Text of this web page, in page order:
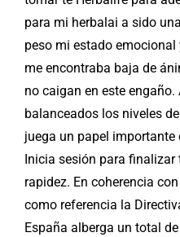
para mi herbalai a sido
peso mi estado
me encontraba baja de
no caigan en este
balanceados los niveles
juega un papel importante
Inicia sesión para
rapidez. En coherencia
como referencia la
España alberga un total